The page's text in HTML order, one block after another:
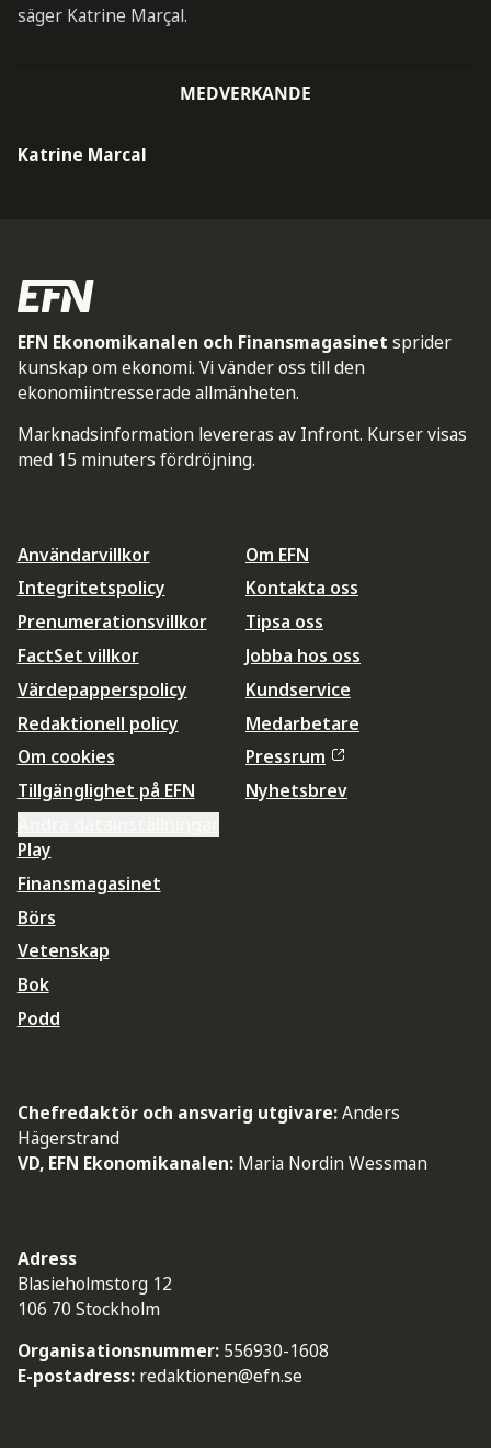
säger Katrine Marçal.
MEDVERKANDE
Katrine Marcal
EFN Ekonomikanalen och Finansmagasinet sprider
kunskap om ekonomi. Vi vänder oss till den
ekonomiintresserade allmänheten.
Marknadsinformation levereras av Infront. Kurser visas
med 15 minuters fördröjning.
Användarvillkor
Integritetspolicy
Prenumerationsvillkor
FactSet villkor
Värdepapperspolicy
Redaktionell policy
Om cookies
Tillgänglighet på EFN
Om EFN
Kontakta oss
Tipsa oss
Jobba hos oss
Kundservice
Medarbetare
Pressrum
Nyhetsbrev
Play
Finansmagasinet
Börs
Vetenskap
Bok
Podd
Chefredaktör och ansvarig utgivare: Anders
Hägerstrand
VD, EFN Ekonomikanalen: Maria Nordin Wessman
Adress
Blasieholmstorg 12
106 70 Stockholm
Organisationsnummer: 556930-1608
E-postadress: redaktionen@efn.se